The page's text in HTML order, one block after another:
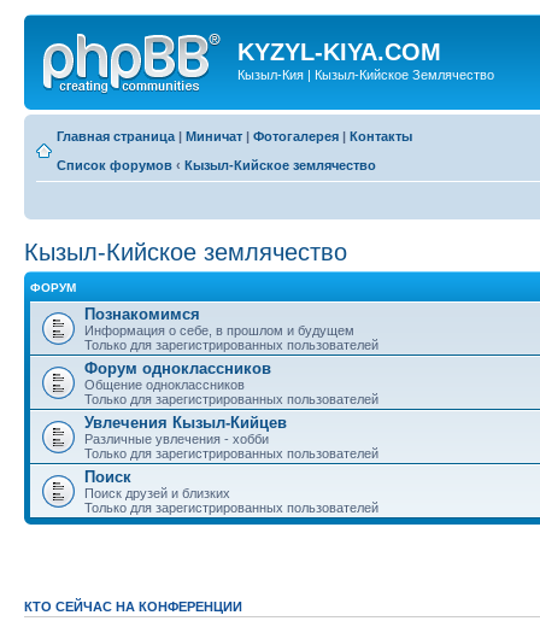
KYZYL-KIYA.COM
Кызыл-Кия | Кызыл-Кийское Землячество
Главная страница | Миничат | Фотогалерея | Контакты
Список форумов ‹ Кызыл-Кийское землячество
Кызыл-Кийское землячество
ФОРУМ
Познакомимся
Информация о себе, в прошлом и будущем
Только для зарегистрированных пользователей
Форум одноклассников
Общение одноклассников
Только для зарегистрированных пользователей
Увлечения Кызыл-Кийцев
Различные увлечения - хобби
Только для зарегистрированных пользователей
Поиск
Поиск друзей и близких
Только для зарегистрированных пользователей
КТО СЕЙЧАС НА КОНФЕРЕНЦИИ